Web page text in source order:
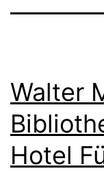
Walter
Hotel